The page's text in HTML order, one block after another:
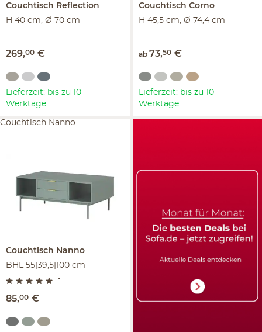
Couchtisch Reflection
H 40 cm, Ø 70 cm
269,00 €
Lieferzeit: bis zu 10
Werktage
Couchtisch Corno
H 45,5 cm, Ø 74,4 cm
ab 73,50 €
Lieferzeit: bis zu 10
Werktage
Couchtisch Nanno
BHL 55|39,5|100 cm
85,00 €
Couchtisch Nanno